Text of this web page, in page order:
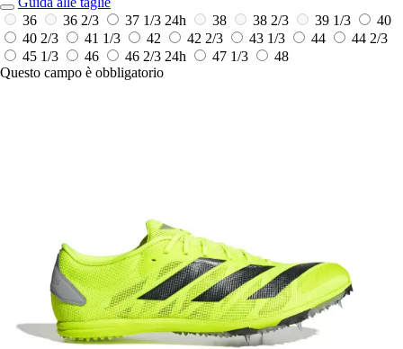
36
36 2/3 37 1/3 24h 38 38 2/3 39 1/3
40
40 2/3
41 1/3 42 42 2/3 43 1/3 44
44 2/3
45 1/3
46 46 2/3 24h 47 1/3
48
Questo campo è obbligatorio